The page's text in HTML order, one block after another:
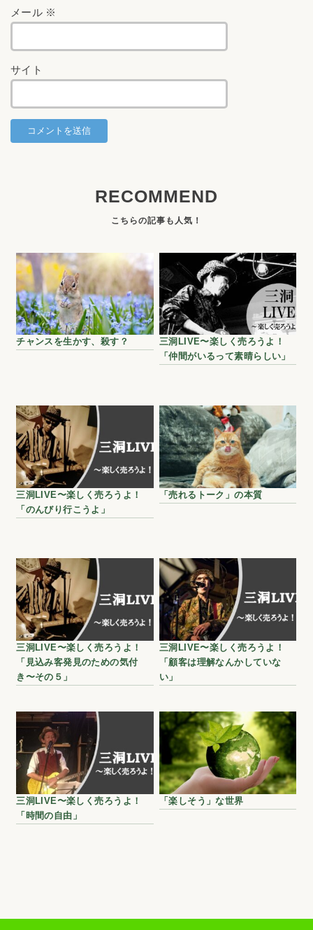
メール ※
サイト
RECOMMEND
チャンスを生かす、殺す？
三洞LIVE〜楽しく売ろうよ！
「仲間がいるって素晴らしい」
三洞LIVE〜楽しく売ろうよ！
「のんびり行こうよ」
「売れるトーク」の本質
三洞LIVE〜楽しく売ろうよ！
「見込み客発見のための気付
き〜その５」
三洞LIVE〜楽しく売ろうよ！
「顧客は理解なんかしていな
い」
三洞LIVE〜楽しく売ろうよ！
「時間の自由」
「楽しそう」な世界